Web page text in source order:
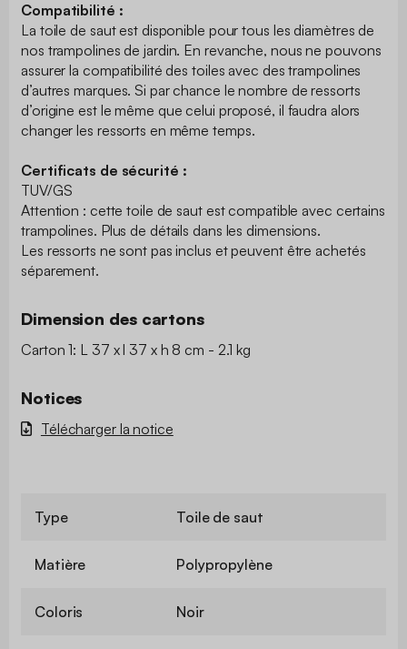
Compatibilité :
La toile de saut est disponible pour tous les diamètres de
nos trampolines de jardin. En revanche, nous ne pouvons
assurer la compatibilité des toiles avec des trampolines
d’autres marques. Si par chance le nombre de ressorts
d’origine est le même que celui proposé, il faudra alors
changer les ressorts en même temps.
Certificats de sécurité :
TUV/GS
Attention : cette toile de saut est compatible avec certains
trampolines. Plus de détails dans les dimensions.
Les ressorts ne sont pas inclus et peuvent être achetés
séparement.
Dimension des cartons
Carton 1: L 37 x l 37 x h 8 cm - 2.1 kg
Notices
Télécharger la notice
Type Toile de saut
Matière Polypropylène
Coloris Noir